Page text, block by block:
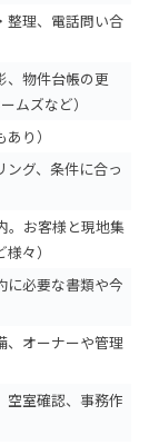
整理、電話問い合
、物件台帳の更
ムズなど）
り）
グ、条件に合っ
。お客様と現地集
々）
に必要な書類や今
、オーナーや管理
空室確認、事務作